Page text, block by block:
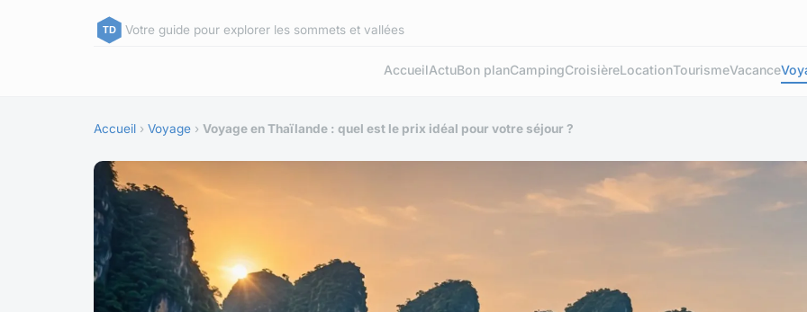
Votre guide pour explorer les sommets et vallées
AccueilActuBon planCampingCroisièreLocationTourismeVacance
Accueil › Voyage › Voyage en Thaïlande : quel est le prix idéal pour votre séjour ?